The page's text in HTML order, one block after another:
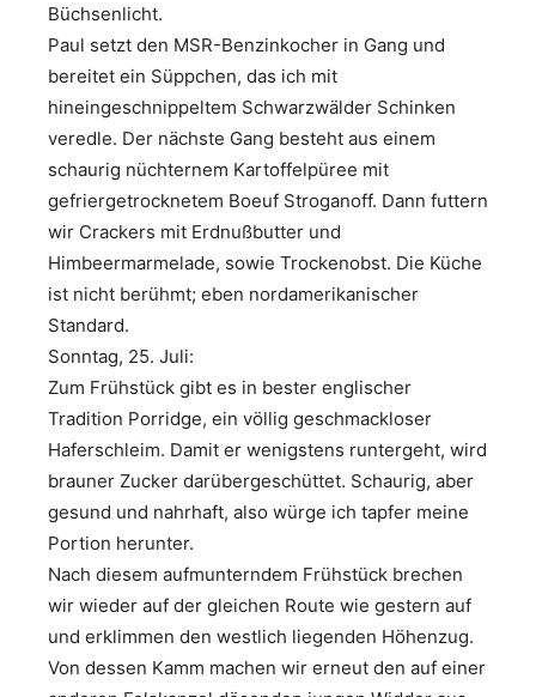
Büchsenlicht.
Paul setzt den MSR-Benzinkocher in Gang und
bereitet ein Süppchen, das ich mit
hineingeschnippeltem Schwarzwälder Schinken
veredle. Der nächste Gang besteht aus einem
schaurig nüchternem Kartoffelpüree mit
gefriergetrocknetem Boeuf Stroganoff. Dann futtern
wir Crackers mit Erdnußbutter und
Himbeermarmelade, sowie Trockenobst. Die Küche
ist nicht berühmt; eben nordamerikanischer
Standard.
Sonntag, 25. Juli:
Zum Frühstück gibt es in bester englischer
Tradition Porridge, ein völlig geschmackloser
Haferschleim. Damit er wenigstens runtergeht, wird
brauner Zucker darübergeschüttet. Schaurig, aber
gesund und nahrhaft, also würge ich tapfer meine
Portion herunter.
Nach diesem aufmunterndem Frühstück brechen
wir wieder auf der gleichen Route wie gestern auf
und erklimmen den westlich liegenden Höhenzug.
Von dessen Kamm machen wir erneut den auf einer